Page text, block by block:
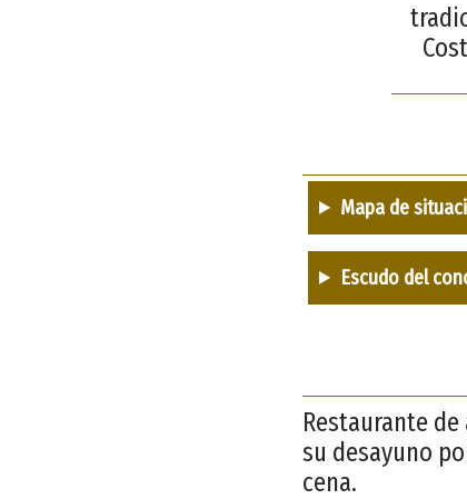
Mapa de
Escudo del
Restaurante
su desayuno
cena.